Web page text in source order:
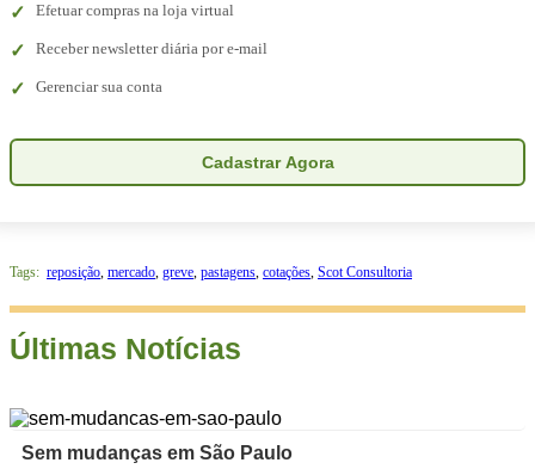
Efetuar compras na loja virtual
Receber newsletter diária por e-mail
Gerenciar sua conta
Cadastrar Agora
Tags: reposição, mercado, greve, pastagens, cotações, Scot Consultoria
Últimas Notícias
Sem mudanças em São Paulo